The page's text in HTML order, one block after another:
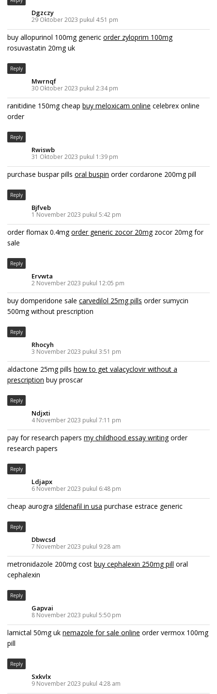
Dgzczy
29 Oktober 2023 pukul 4:51 pm
buy allopurinol 100mg generic order zyloprim 100mg
rosuvastatin 20mg uk
Reply
Mwrnqf
30 Oktober 2023 pukul 2:34 pm
ranitidine 150mg cheap buy meloxicam online celebrex online
order
Reply
Rwiswb
31 Oktober 2023 pukul 1:39 pm
purchase buspar pills oral buspin order cordarone 200mg pill
Reply
Bjfveb
1 November 2023 pukul 5:42 pm
order flomax 0.4mgorder generic zocor 20mgzocor 20mg for
sale
Reply
Ervwta
2 November 2023 pukul 12:05 pm
buy domperidone sale carvedilol 25mg pills order sumycin
500mg without prescription
Reply
Rhocyh
3 November 2023 pukul 3:51 pm
aldactone 25mg pills how to get valacyclovir without a
prescription buy proscar
Reply
Ndjxti
4 November 2023 pukul 7:11 pm
pay for research papers my childhood essay writingorder
research papers
Reply
Ldjapx
6 November 2023 pukul 6:48 pm
cheap aurogra sildenafil in usa purchase estrace generic
Reply
Dbwcsd
7 November 2023 pukul 9:28 am
metronidazole 200mg cost buy cephalexin 250mg pill oral
cephalexin
Reply
Gapvai
8 November 2023 pukul 5:50 pm
lamictal 50mg uk nemazole for sale online order vermox 100mg
pill
Reply
Sxkvlx
9 November 2023 pukul 4:28 am